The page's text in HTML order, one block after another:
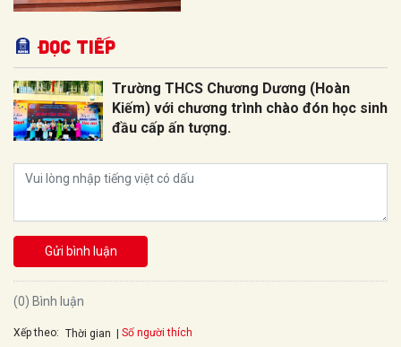
Đọc tiếp
Trường THCS Chương Dương (Hoàn
Kiếm) với chương trình chào đón học sinh
đầu cấp ấn tượng.
Gửi bình luận
(0) Bình luận
Xếp theo: Thời gian Số người thích